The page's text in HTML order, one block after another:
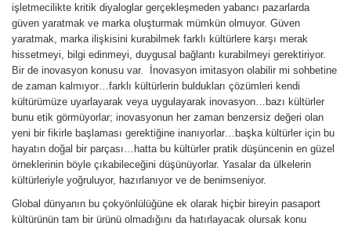
işletmecilikte kritik diyaloglar gerçekleşmeden yabancı pazarlarda
güven yaratmak ve marka oluşturmak mümkün olmuyor. Güven
yaratmak, marka ilişkisini kurabilmek farklı kültürlere karşı merak
hissetmeyi, bilgi edinmeyi, duygusal bağlantı kurabilmeyi gerektiriyor.
Bir de inovasyon konusu var. İnovasyon imitasyon olabilir mi sohbetine
de zaman kalmıyor…farklı kültürlerin buldukları çözümleri kendi
kültürümüze uyarlayarak veya uygulayarak inovasyon…bazı kültürler
bunu etik görmüyorlar; inovasyonun her zaman benzersiz değeri olan
yeni bir fikirle başlaması gerektiğine inanıyorlar…başka kültürler için bu
hayatın doğal bir parçası…hatta bu kültürler pratik düşüncenin en güzel
örneklerinin böyle çıkabileceğini düşünüyorlar. Yasalar da ülkelerin
kültürleriyle yoğruluyor, hazırlanıyor ve de benimseniyor.
Global dünyanın bu çokyönlülüğüne ek olarak hiçbir bireyin pasaport
kültürünün tam bir ürünü olmadığını da hatırlayacak olursak konu